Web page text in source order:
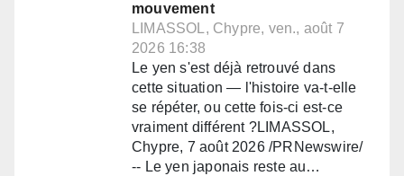
mouvement
LIMASSOL, Chypre, ven., août 7
2026 16:38
Le yen s'est déjà retrouvé dans
cette situation — l'histoire va-t-elle
se répéter, ou cette fois-ci est-ce
vraiment différent ?LIMASSOL,
Chypre, 7 août 2026 /PRNewswire/
-- Le yen japonais reste au…